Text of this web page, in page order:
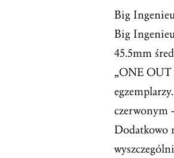
Big
Big
45.5mm
„ONE OUT
czerwonym
Dodatkowo